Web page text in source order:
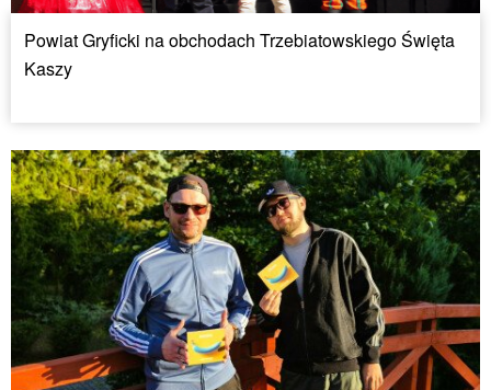
Powiat Gryficki na obchodach Trzebiatowskiego Święta
Kaszy